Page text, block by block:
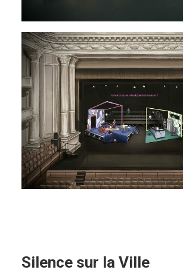
Silence sur la Ville